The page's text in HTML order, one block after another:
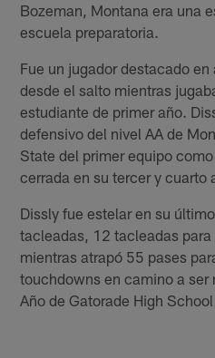
Bozeman, Montana era una
escuela preparatoria.
Fue un jugador destacado
desde el salto mientras
estudiante de primer año.
defensivo del nivel AA de
State del primer equipo
cerrada en su tercer y cuarto
Dissly fue estelar en su
tacleadas, 12 tacleadas
mientras atrapó 55 pases
touchdowns en camino a ser
Año de Gatorade High